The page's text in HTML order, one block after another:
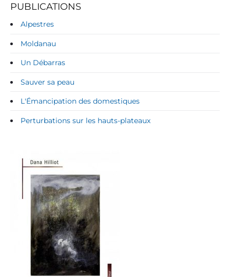
PUBLICATIONS
Alpestres
Moldanau
Un Débarras
Sauver sa peau
L'Émancipation des domestiques
Perturbations sur les hauts-plateaux